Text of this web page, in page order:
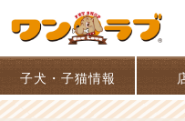
子犬・子猫情報